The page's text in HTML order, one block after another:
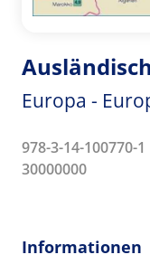
Europa -
978-3-14-100770-
30000000
Informationen